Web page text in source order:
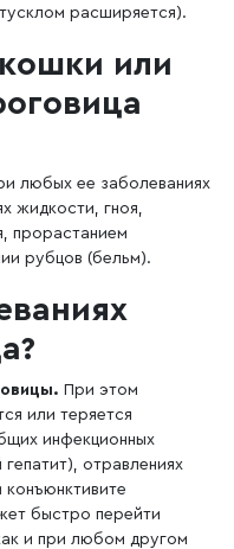
расширяется).
или
любых ее заболеваниях
жидкости, гноя,
прорастанием
рубцов (бельм).
При этом
или теряется
инфекционных
отравлениях
конъюнктивите
быстро перейти
и при любом другом